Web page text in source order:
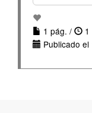
1 pág. / 1
Publicado el